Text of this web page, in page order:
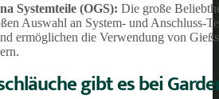
Systemteile (OGS): Die große
Auswahl an System- und Anschluss-
ermöglichen die Verwendung von
gibt es bei